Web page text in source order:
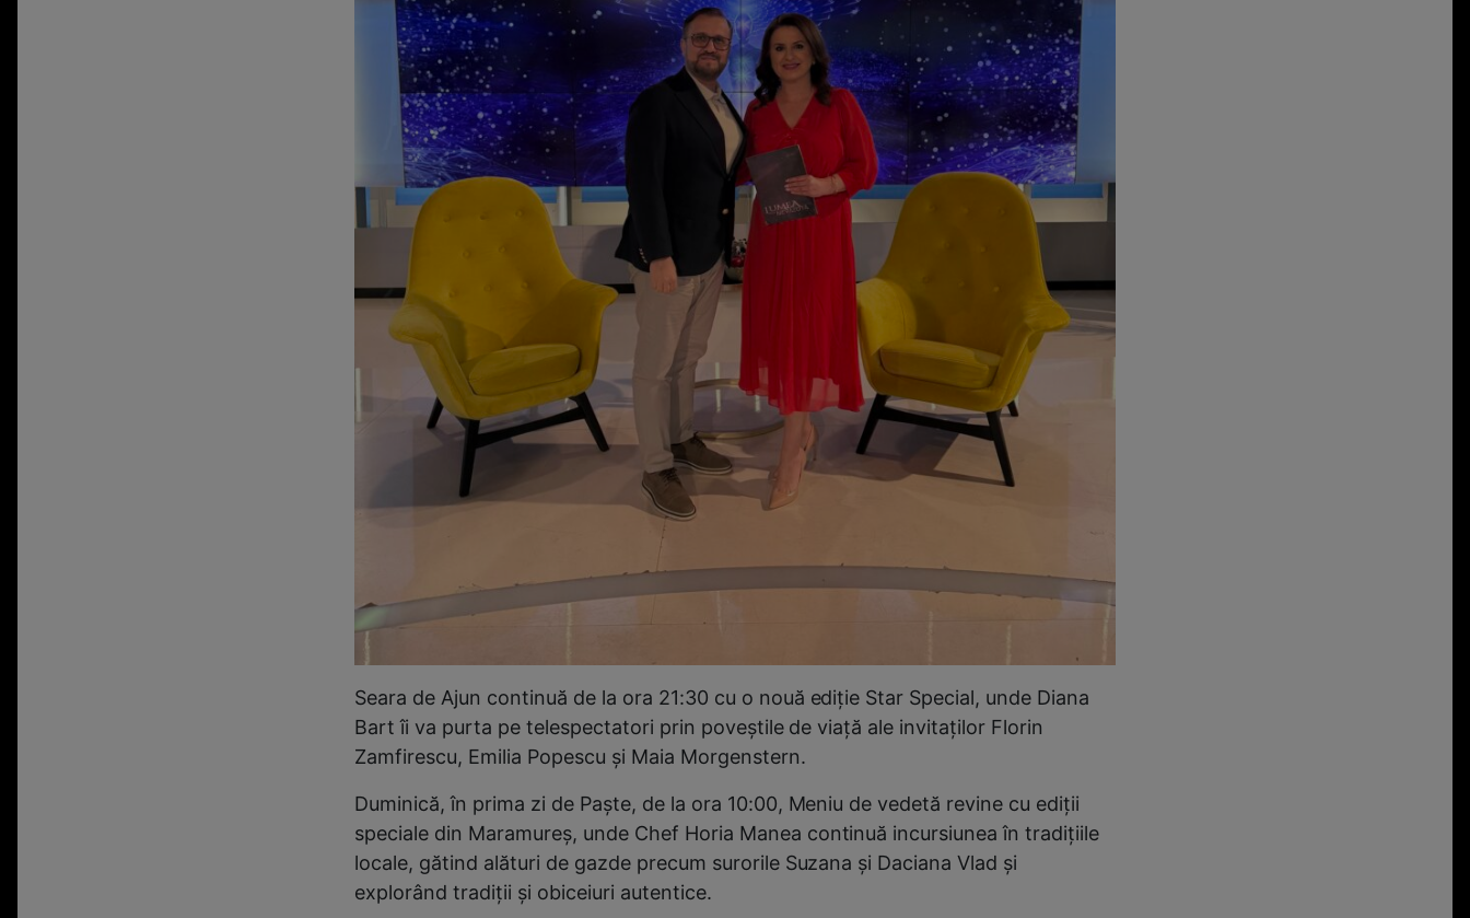
Seara de Ajun continuă de la ora 21:30 cu o nouă ediție Star Special, unde Diana
Bart îi va purta pe telespectatori prin poveştile de viaţă ale invitaţilor Florin
Zamfirescu, Emilia Popescu și Maia Morgenstern.
Duminică, în prima zi de Paște, de la ora 10:00, Meniu de vedetă revine cu ediții
speciale din Maramureș, unde Chef Horia Manea continuă incursiunea în tradițiile
locale, gătind alături de gazde precum surorile Suzana și Daciana Vlad și
explorând tradiţii și obiceiuri autentice.